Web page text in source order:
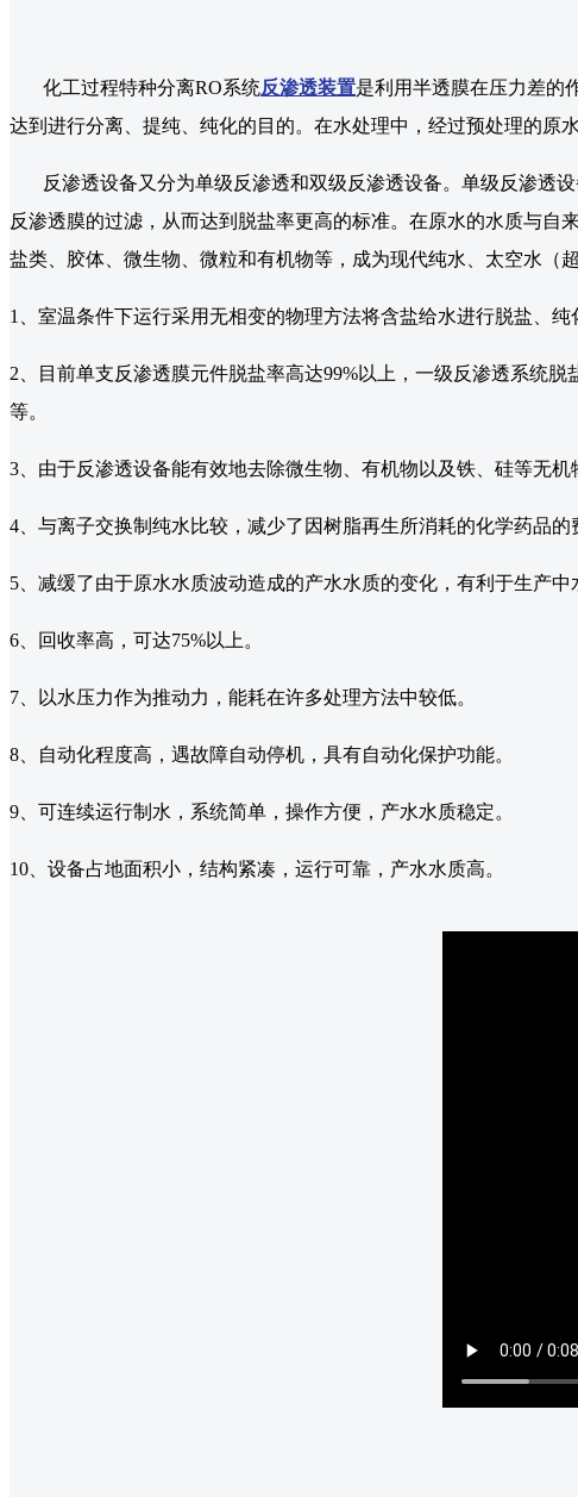
化工过程特种分离RO系统反渗透装置是利用半透膜在压力差的
达到进行分离、提纯、纯化的目的。在水处理中，经过预处理的原
反渗透设备又分为单级反渗透和双级反渗透设备。单级反渗透设
反渗透膜的过滤，从而达到脱盐率更高的标准。在原水的水质与自
盐类、胶体、微生物、微粒和有机物等，成为现代纯水、太空水（
1、室温条件下运行采用无相变的物理方法将含盐给水进行脱盐、纯
2、目前单支反渗透膜元件脱盐率高达99%以上，一级反渗透系统
等。
3、由于反渗透设备能有效地去除微生物、有机物以及铁、硅等无机
4、与离子交换制纯水比较，减少了因树脂再生所消耗的化学药品
5、减缓了由于原水水质波动造成的产水水质的变化，有利于生产
6、回收率高，可达75%以上。
7、以水压力作为推动力，能耗在许多处理方法中较低。
8、自动化程度高，遇故障自动停机，具有自动化保护功能。
9、可连续运行制水，系统简单，操作方便，产水水质稳定。
10、设备占地面积小，结构紧凑，运行可靠，产水水质高。